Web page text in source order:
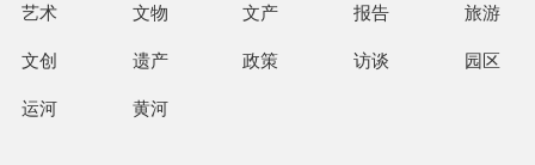
艺术 文物 文产 报告 旅游
文创 遗产 政策 访谈 园区
运河 黄河